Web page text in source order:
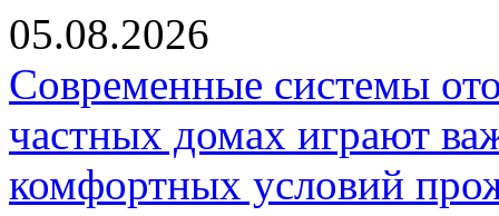
05.08.2026
Современные системы
частных домах играют
комфортных условий